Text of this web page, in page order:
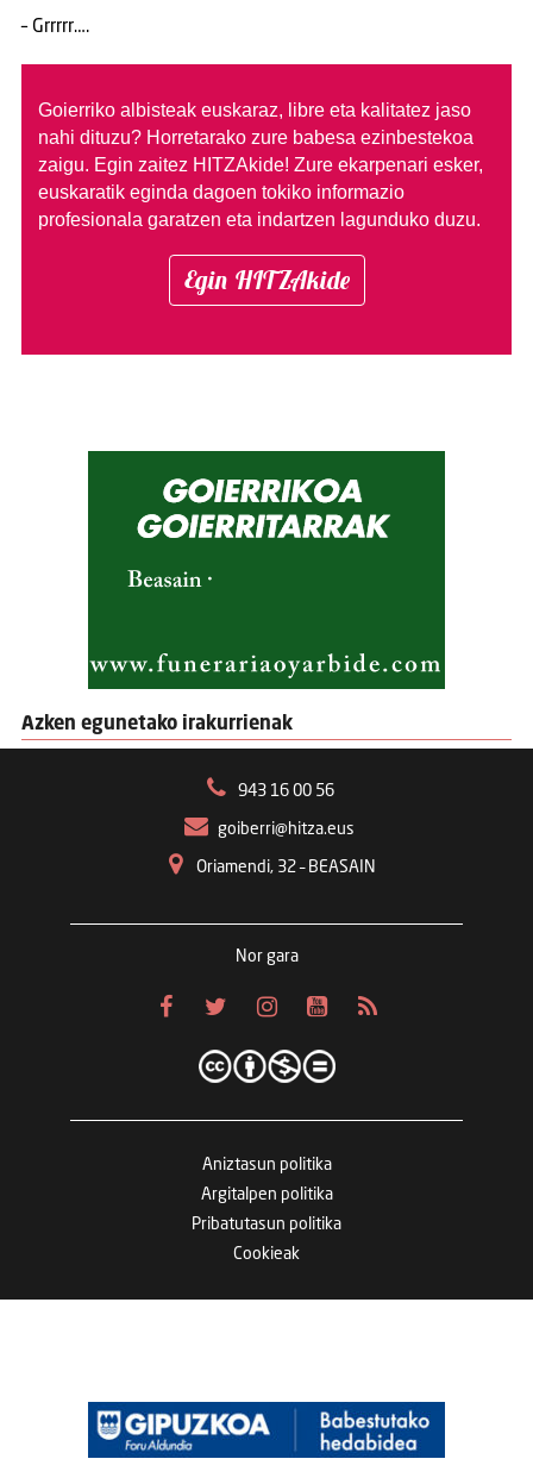
– Grrrrr….
Goierriko albisteak euskaraz, libre eta kalitatez jaso
nahi dituzu? Horretarako zure babesa ezinbestekoa
zaigu. Egin zaitez HITZAkide! Zure ekarpenari esker,
euskaratik eginda dagoen tokiko informazio
profesionala garatzen eta indartzen lagunduko duzu.
Egin HITZAkide
Azken egunetako irakurrienak
943 16 00 56
goiberri@hitza.eus
Oriamendi, 32 – BEASAIN
Nor gara
Aniztasun politika
Argitalpen politika
Pribatutasun politika
Cookieak